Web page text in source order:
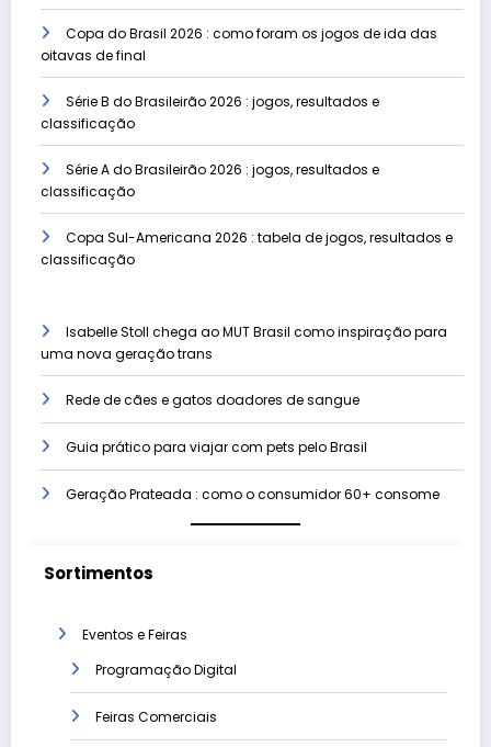
Copa do Brasil 2026 : como foram os jogos de ida das
oitavas de final
Série B do Brasileirão 2026 : jogos, resultados e
classificação
Série A do Brasileirão 2026 : jogos, resultados e
classificação
Copa Sul-Americana 2026 : tabela de jogos, resultados e
classificação
Isabelle Stoll chega ao MUT Brasil como inspiração para
uma nova geração trans
Rede de cães e gatos doadores de sangue
Guia prático para viajar com pets pelo Brasil
Geração Prateada : como o consumidor 60+ consome
Sortimentos
Eventos e Feiras
Programação Digital
Feiras Comerciais